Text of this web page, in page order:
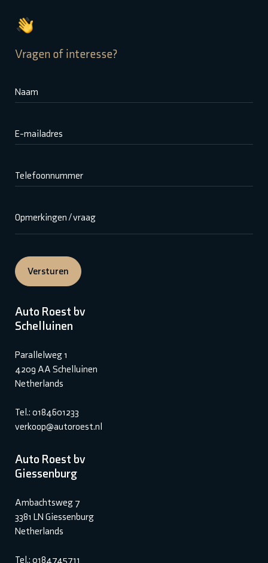
Vragen of interesse?
Naam
E-mailadres
Telefoonnummer
Opmerkingen / vraag
Versturen
Auto Roest bv
Schelluinen
Parallelweg 1
4209 AA Schelluinen
Netherlands
Tel.: 0184601233
verkoop@autoroest.nl
Auto Roest bv
Giessenburg
Ambachtsweg 7
3381 LN Giessenburg
Netherlands
Tel.: 0184745711